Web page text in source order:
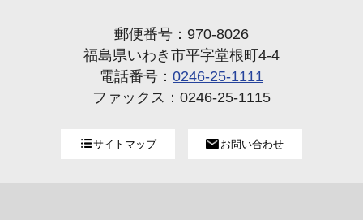
郵便番号：970-8026
福島県いわき市平字堂根町4-4
電話番号： 0246-25-1111
ファックス：0246-25-1115
サイトマップ お問い合わせ